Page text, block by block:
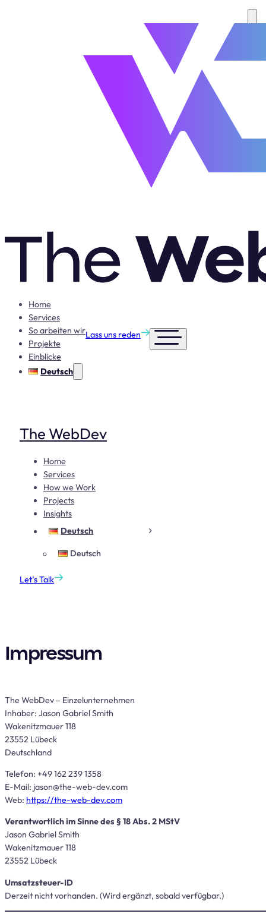
Home
Services
So arbeiten wir
Projekte
Einblicke
Deutsch
Lass uns reden
The WebDev
Home
Services
How we Work
Projects
Insights
Deutsch
Deutsch
Let’s Talk
Impressum
The WebDev – Einzelunternehmen
Inhaber: Jason Gabriel Smith
Wakenitzmauer 118
23552 Lübeck
Deutschland
Telefon: +49 162 239 1358
E-Mail: jason@the-web-dev.com
Web: https://the-web-dev.com
Verantwortlich im Sinne des § 18 Abs. 2 MStV
Jason Gabriel Smith
Wakenitzmauer 118
23552 Lübeck
Umsatzsteuer-ID
Derzeit nicht vorhanden. (Wird ergänzt, sobald verfügbar.)